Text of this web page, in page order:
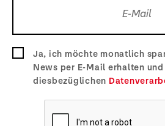
Ja, ich möchte monatlich
News per E-Mail erhalten
diesbezüglichen